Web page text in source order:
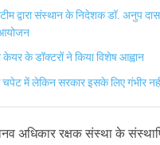
टीम द्वारा संस्थान के निदेशक डॉ. अनुप
आयोजन
के डॉक्टरों ने किया विशेष आह्वान
में लेकिन सरकार इसके लिए गंभीर
अधिकार रक्षक संस्था के